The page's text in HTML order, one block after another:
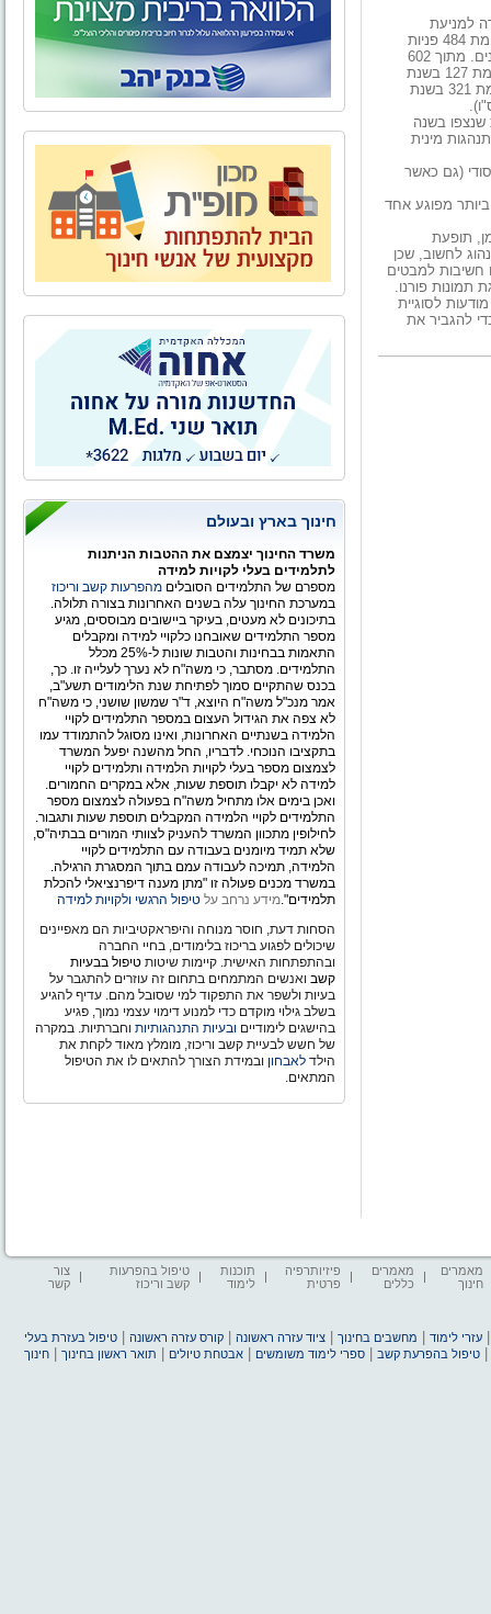
למניעת
התעללות בילדים ובבני נוער ענו אשתקד ל- 602 פניות להיוועצות לעומת 484 פניות
שהתקבלו בתשס"ו, נתון זה מצביע על עליה של כ- 24% בשיעור הפונים. מתוך 602
פניות שהתקבלו, 166 פניות עסקו בפגיעות של מבוגרים בילדים (לעומת 127 בשנת
הלימודים תשס"ו). 404 פניות היו על פגיעות מיניות מידי קטינים (לעומת 321 בשנת
שנצפו בשנה
מינית
(גם כאשר
מפוגע אחד
תופעת
לחשוב, שכן
חשיבות למבטים
תמונות פורנו.
לסוגיית
להגביר את
חינוך בארץ ובעולם
משרד החינוך יצמצם את ההטבות הניתנות
לתלמידים בעלי לקויות למידה
מספרם של התלמידים הסובלים מהפרעות קשב וריכוז
במערכת החינוך עלה בשנים האחרונות בצורה תלולה.
בתיכונים לא מעטים, בעיקר ביישובים מבוססים, מגיע
מספר התלמידים שאובחנו כלקויי למידה ומקבלים
התאמות בבחינות והטבות שונות ל-25% מכלל
התלמידים. מסתבר, כי משה"ח לא נערך לעלייה זו. כך,
בכנס שהתקיים סמוך לפתיחת שנת הלימודים תשע"ב,
אמר מנכ"ל משה"ח היוצא, ד"ר שמשון שושני, כי משה"ח
לא צפה את הגידול העצום במספר התלמידים לקויי
הלמידה בשנתיים האחרונות, ואינו מסוגל להתמודד עמו
בתקציבו הנוכחי. לדבריו, החל מהשנה יפעל המשרד
לצמצום מספר בעלי לקויות הלמידה ותלמידים לקויי
למידה לא יקבלו תוספת שעות, אלא במקרים החמורים.
ואכן בימים אלו מתחיל משה"ח בפעולה לצמצום מספר
התלמידים לקויי הלמידה המקבלים תוספת שעות ותגבור.
לחילופין מתכוון המשרד להעניק לצוותי המורים בבתיה"ס,
שלא תמיד מיומנים בעבודה עם התלמידים לקויי
הלמידה, תמיכה לעבודה עמם בתוך המסגרת הרגילה.
במשרד מכנים פעולה זו "מתן מענה דיפרנציאלי להכלת
תלמידים".מידע נרחב על טיפול הרגשי ולקויות למידה
הסחות דעת, חוסר מנוחה והיפראקטיביות הם מאפיינים
שיכולים לפגוע בריכוז בלימודים, בחיי החברה
ובהתפתחות האישית. קיימות שיטות טיפול בבעיות
קשב ואנשים המתמחים בתחום זה עוזרים להתגבר על
בעיות ולשפר את התפקוד למי שסובל מהם. עדיף להגיע
בשלב גילוי מוקדם כדי למנוע דימוי עצמי נמוך, פגיע
בהישגים לימודיים ובעיות התנהגותיות וחברתיות. במקרה
של חשש לבעיית קשב וריכוז, מומלץ מאוד לקחת את
הילד לאבחון ובמידת הצורך להתאים לו את הטיפול
המתאים.
מאמרים
חינוך
מאמרים
כללים
פיזיותרפיה
פרטית
תוכנות
לימוד
טיפול בהפרעות
קשב וריכוז
צור
קשר
עזרי לימוד מחשבים בחינוך |ציוד עזרה ראשונה |קורס עזרה ראשונה |טיפול בעזרת בעלי
|טיפול בהפרעת קשב |ספרי לימוד משומשים |אבטחת טיולים תואר ראשון בחינוך |חינוך